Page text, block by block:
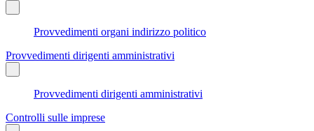
Provvedimenti organi indirizzo politico
Provvedimenti dirigenti amministrativi
Provvedimenti dirigenti amministrativi
Controlli sulle imprese